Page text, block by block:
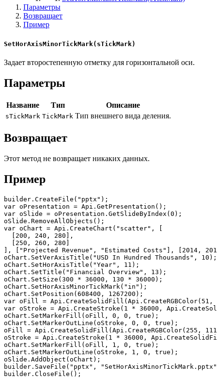
Параметры
Возвращает
Пример
SetHorAxisMinorTickMark(sTickMark)
Задает второстепенную отметку для горизонтальной оси.
Параметры
Название Тип Описание
sTickMark TickMark Тип внешнего вида деления.
Возвращает
Этот метод не возвращает никаких данных.
Пример
builder.CreateFile("pptx");
var oPresentation = Api.GetPresentation();
var oSlide = oPresentation.GetSlideByIndex(0);
oSlide.RemoveAllObjects();
var oChart = Api.CreateChart("scatter", [
  [200, 240, 280],
  [250, 260, 280]
], ["Projected Revenue", "Estimated Costs"], [2014,
oChart.SetVerAxisTitle("USD In Hundred Thousands", 10);
oChart.SetHorAxisTitle("Year", 11);
oChart.SetTitle("Financial Overview", 13);
oChart.SetSize(300 * 36000, 130 * 36000);
oChart.SetHorAxisMinorTickMark("in");
oChart.SetPosition(608400, 1267200);
var oFill =
var oStroke = Api.CreateStroke(1 * 36000,
oChart.SetMarkerFill(oFill, 0, 0, true);
oChart.SetMarkerOutLine(oStroke, 0, 0, true);
oFill = Api.CreateSolidFill(Api.CreateRGBColor(255,
oStroke = Api.CreateStroke(1 * 36000,
oChart.SetMarkerFill(oFill, 1, 0, true);
oChart.SetMarkerOutLine(oStroke, 1, 0, true);
oSlide.AddObject(oChart);
builder.SaveFile("pptx",
builder.CloseFile();